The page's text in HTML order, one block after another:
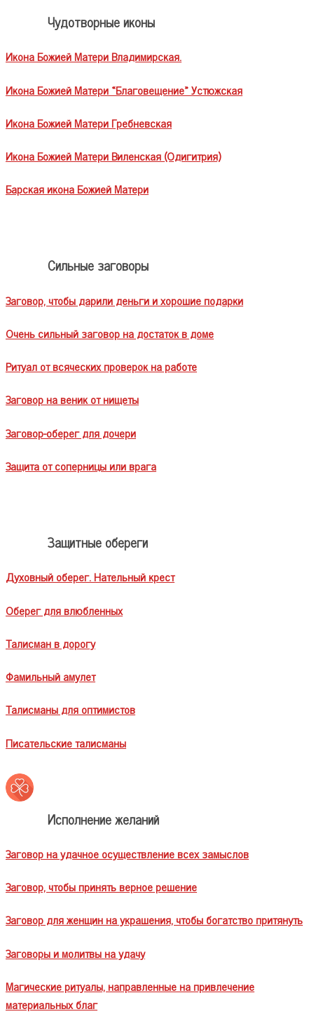
Чудотворные иконы
Икона Божией Матери Владимирская.
Икона Божией Матери «Благовещение» Устюжская
Икона Божией Матери Гребневская
Икона Божией Матери Виленская (Одигитрия)
Барская икона Божией Матери
Сильные заговоры
Заговор, чтобы дарили деньги и хорошие подарки
Очень сильный заговор на достаток в доме
Ритуал от всяческих проверок на работе
Заговор на веник от нищеты
Заговор-оберег для дочери
Защита от соперницы или врага
Защитные обереги
Духовный оберег. Нательный крест
Оберег для влюбленных
Талисман в дорогу
Фамильный амулет
Талисманы для оптимистов
Писательские талисманы
Исполнение желаний
Заговор на удачное осуществление всех замыслов
Заговор, чтобы принять верное решение
Заговор для женщин на украшения, чтобы богатство притянуть
Заговоры и молитвы на удачу
Магические ритуалы, направленные на привлечение
материальных благ